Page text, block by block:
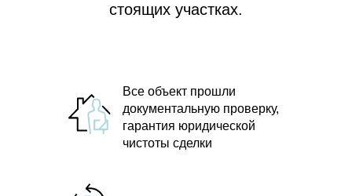
стоящих участках.
Все объект прошли
документальную проверку,
гарантия юридической
чистоты сделки